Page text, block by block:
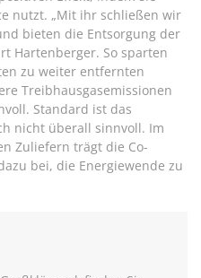
nutzt. „Mit ihr schließen wir
bieten die Entsorgung der
Hartenberger. So sparten
zu weiter entfernten
Treibhausgasemissionen
Standard ist das
nicht überall sinnvoll. Im
Zuliefern trägt die Co-
bei, die Energiewende zu